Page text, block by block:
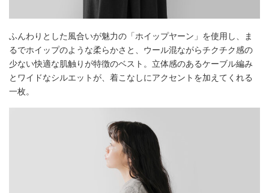
ふんわりとした風合いが魅力の「ホイップヤーン」を使用し、ま
るでホイップのような柔らかさと、ウール混ながらチクチク感の
少ない快適な肌触りが特徴のベスト。立体感のあるケーブル編み
とワイドなシルエットが、着こなしにアクセントを加えてくれる
一枚。